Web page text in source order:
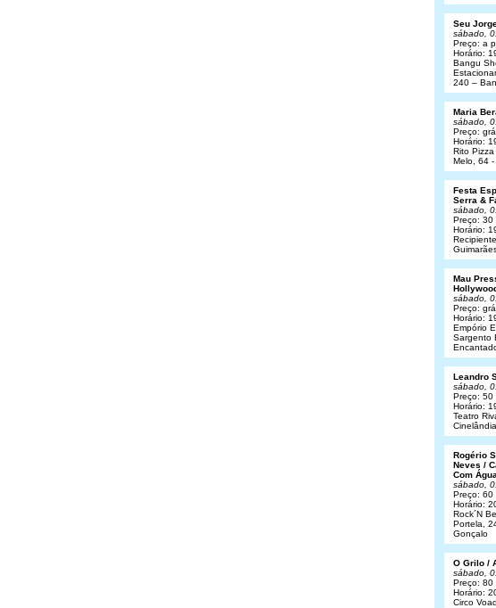
Seu
sábado,
Preço: a
Horário:
Bangu
240 –
Maria
sábado,
Preço:
Horário:
Rito
Melo, 64
Festa
Serra &
sábado,
Preço: 30
Horário:
Mau
sábado,
Preço:
Horário:
Empório
Sargento
Leandro
sábado,
Preço: 50
Horário:
Teatro
Cinelândia
Rogério
Neves /
Com
sábado,
Preço: 60
Horário:
Rock´N
Portela,
Gonçalo
O Grilo /
sábado,
Preço: 80
Horário:
Circo